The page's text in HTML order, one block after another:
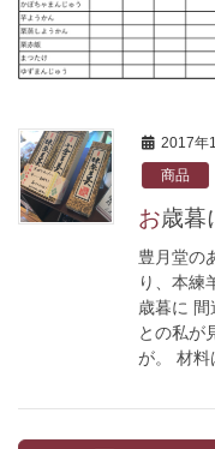
2017年
商品
お歳
豊月堂の
り、本練
歳暮に
との私が
が。 材